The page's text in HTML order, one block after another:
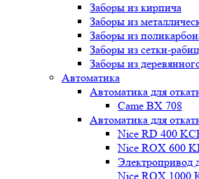
Заборы из кирпича
Заборы из
Заборы из
Заборы из сетки-
Заборы из
Автоматика
Автоматика для
Came BX 708
Автоматика для
Nice RD 400
Nice ROX 600
Электропривод
Nice ROX 1000